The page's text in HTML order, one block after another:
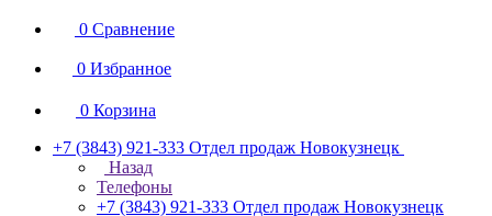
0 Сравнение
0 Избранное
0 Корзина
+7 (3843) 921-333 Отдел продаж Новокузнецк
Назад
Телефоны
+7 (3843) 921-333 Отдел продаж Новокузнецк